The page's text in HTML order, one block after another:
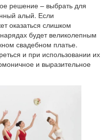
решение – выбрать для
алый. Если
оказаться слишком
будет великолепным
свадебном платье.
и при использовании их
и выразительное